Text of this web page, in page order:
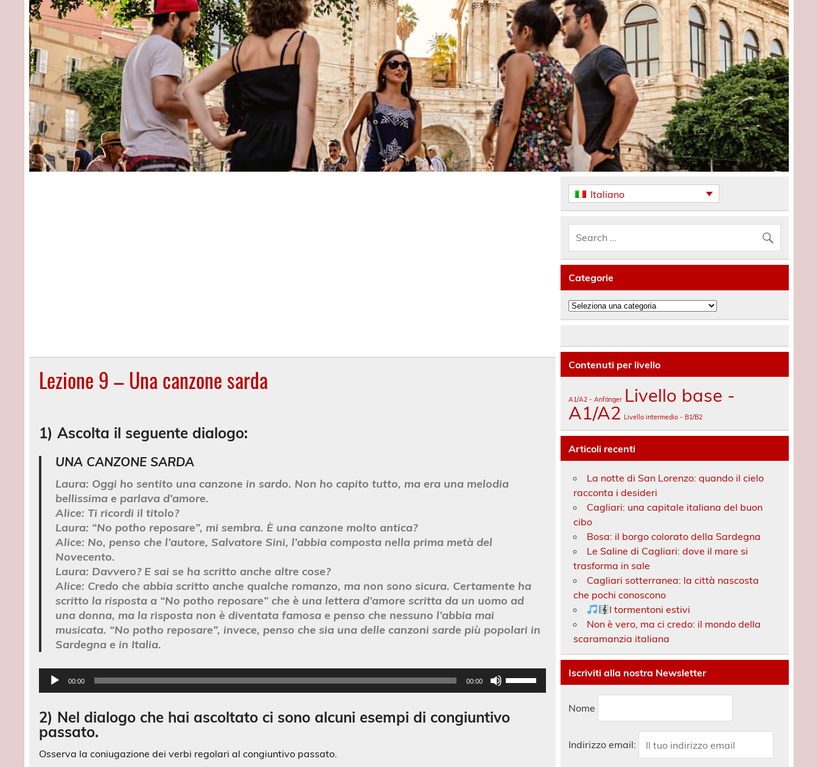
Lezione 9 – Una canzone sarda
1) Ascolta il seguente dialogo:
UNA CANZONE SARDA
Laura: Oggi ho sentito una canzone in sardo. Non ho capito tutto, ma era una melodia
bellissima e parlava d’amore.
Alice: Ti ricordi il titolo?
Laura: “No potho reposare”, mi sembra. È una canzone molto antica?
Alice: No, penso che l’autore, Salvatore Sini, l’abbia composta nella prima metà del
Novecento.
Laura: Davvero? E sai se ha scritto anche altre cose?
Alice: Credo che abbia scritto anche qualche romanzo, ma non sono sicura. Certamente ha
scritto la risposta a “No potho reposare” che è una lettera d’amore scritta da un uomo ad
una donna, ma la risposta non è diventata famosa e penso che nessuno l’abbia mai
musicata. “No potho reposare”, invece, penso che sia una delle canzoni sarde più popolari in
Sardegna e in Italia.
Audio
Player
00:00 00:00
Usa
i
freccia
2) Nel dialogo che hai ascoltato ci sono alcuni esempi di congiuntivo
passato.
Osserva la coniugazione dei verbi regolari al congiuntivo passato.
Italiano
Categorie
Categorie
Contenuti per livello
A1/A2 - Anfänger Livello base -
A1/A2 Livello intermedio - B1/B2
Articoli recenti
La notte di San Lorenzo: quando il cielo
racconta i desideri
Cagliari: una capitale italiana del buon
cibo
Bosa: il borgo colorato della Sardegna
Le Saline di Cagliari: dove il mare si
trasforma in sale
Cagliari sotterranea: la città nascosta
che pochi conoscono
I tormentoni estivi
Non è vero, ma ci credo: il mondo della
scaramanzia italiana
Iscriviti alla nostra Newsletter
Nome
Indirizzo email: